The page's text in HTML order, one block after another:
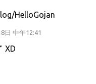
HelloGojan
日 中午12:41
XD